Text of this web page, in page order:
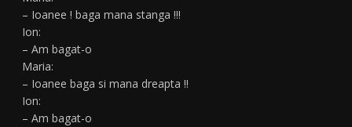
– Ioanee ! baga mana stanga !!!
Ion:
– Am bagat-o
Maria:
– Ioanee baga si mana dreapta !!
Ion:
– Am bagat-o